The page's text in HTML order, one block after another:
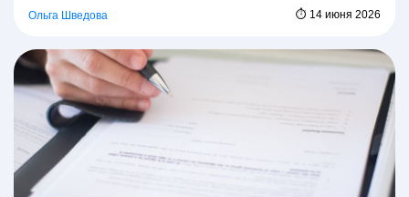
Ольга Шведова ⏱ 14 июня 2026